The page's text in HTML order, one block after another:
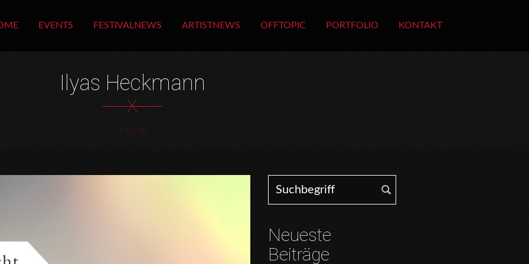
EVENTS FESTIVALNEWS ARTISTNEWS OFFTOPIC PORTFOLIO KONTAKT
Ilyas Heckmann
X
HOME
Search for:
Neueste
Beiträge